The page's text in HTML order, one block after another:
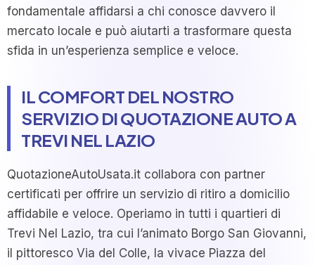
fondamentale affidarsi a chi conosce davvero il
mercato locale e può aiutarti a trasformare questa
sfida in un’esperienza semplice e veloce.
IL COMFORT DEL NOSTRO
SERVIZIO DI QUOTAZIONE AUTO A
TREVI NEL LAZIO
QuotazioneAutoUsata.it collabora con partner
certificati per offrire un servizio di ritiro a domicilio
affidabile e veloce. Operiamo in tutti i quartieri di
Trevi Nel Lazio, tra cui l’animato Borgo San Giovanni,
il pittoresco Via del Colle, la vivace Piazza del